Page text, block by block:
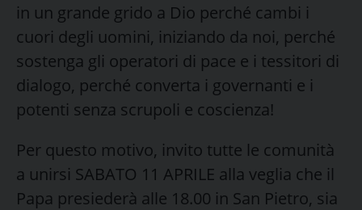
in un grande grido a Dio perché cambi i
cuori degli uomini, iniziando da noi, perché
sostenga gli operatori di pace e i tessitori di
dialogo, perché converta i governanti e i
potenti senza scrupoli e coscienza!
Per questo motivo, invito tutte le comunità
a unirsi SABATO 11 APRILE alla veglia che il
Papa presiederà alle 18.00 in San Pietro, sia